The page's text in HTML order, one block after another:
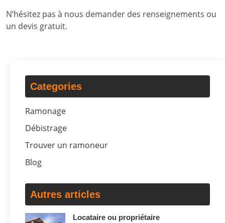
N’hésitez pas à nous demander des renseignements ou
un devis gratuit.
Categories
Ramonage
Débistrage
Trouver un ramoneur
Blog
Autres articles
Locataire ou propriétaire